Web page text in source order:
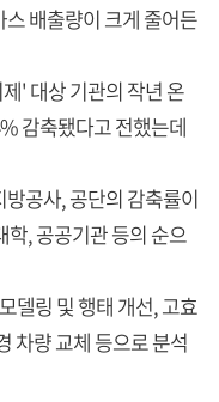
배출량이 크게 줄어든
' 대상 기관의 작년 온
감축됐다고 전했는데
공사, 공단의 감축률이
, 공공기관 등의 순으
델링 및 행태 개선, 고효
차량 교체 등으로 분석